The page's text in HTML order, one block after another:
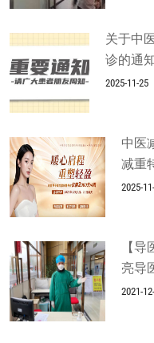
关于中
诊的通
2025-11-25
中医
减重
2025-
【
亮导
2021-